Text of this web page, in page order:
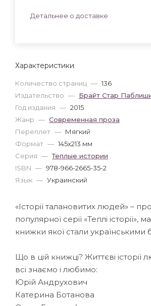
Характеристики
Количество страниц — 136
Издательство — Брайт Стар
Год издания — 2015
Жанр — Современная проза
Переплет — Мягкий
Формат — 145x213 мм
Серия — Теплые истории
ISBN — 978-966-2665-35-2
Язык — Украинский
Детальнее о доставке
«Історії талановитих людей» –
популярної серії «Теплі історії»,
книжки якої стали українськими
Що в цій книжці? Життєві історії
всі знаємо і любимо:
Юрiй Андрухович
Катерина Ботанова